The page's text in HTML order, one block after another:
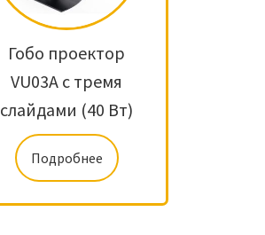
Гобо проектор
VU03A с тремя
слайдами (40 Вт)
Подробнее